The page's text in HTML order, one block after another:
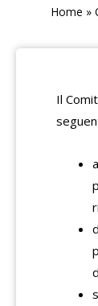
Home »
Il